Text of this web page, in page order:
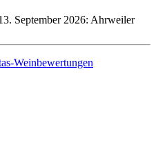
September 2026: Ahrweiler
Weinbewertungen